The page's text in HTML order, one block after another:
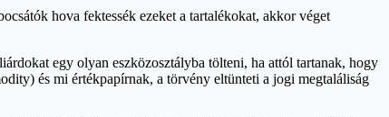
hova fektessék ezeket a tartalékokat, akkor véget
egy olyan eszközosztályba tölteni, ha attól tartanak, hogy
és mi értékpapírnak, a törvény eltünteti a jogi megtaláliság